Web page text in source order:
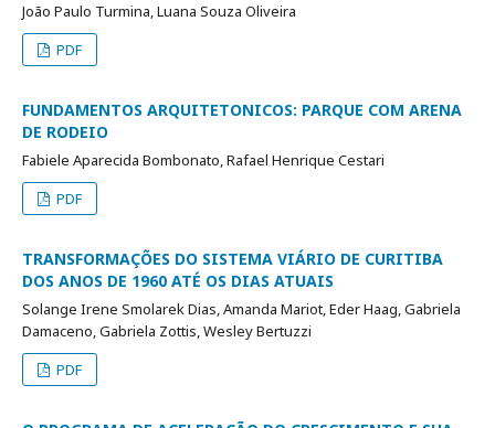
João Paulo Turmina, Luana Souza Oliveira
PDF
FUNDAMENTOS ARQUITETONICOS: PARQUE COM ARENA
DE RODEIO
Fabiele Aparecida Bombonato, Rafael Henrique Cestari
PDF
TRANSFORMAÇÕES DO SISTEMA VIÁRIO DE CURITIBA
DOS ANOS DE 1960 ATÉ OS DIAS ATUAIS
Solange Irene Smolarek Dias, Amanda Mariot, Eder Haag, Gabriela
Damaceno, Gabriela Zottis, Wesley Bertuzzi
PDF